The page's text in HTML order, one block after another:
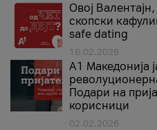
Овој
скопски
safe dating
16.02.2026
А1 Македонија
Подари на
корисници
02.02.2026